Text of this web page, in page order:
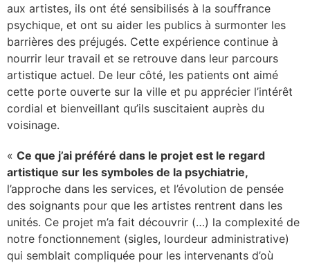
aux artistes, ils ont été sensibilisés à la souffrance
psychique, et ont su aider les publics à surmonter les
barrières des préjugés. Cette expérience continue à
nourrir leur travail et se retrouve dans leur parcours
artistique actuel. De leur côté, les patients ont aimé
cette porte ouverte sur la ville et pu apprécier l’intérêt
cordial et bienveillant qu’ils suscitaient auprès du
voisinage.
« Ce que j’ai préféré dans le projet est le regard
artistique sur les symboles de la psychiatrie,
l’approche dans les services, et l’évolution de pensée
des soignants pour que les artistes rentrent dans les
unités. Ce projet m’a fait découvrir (…) la complexité de
notre fonctionnement (sigles, lourdeur administrative)
qui semblait compliquée pour les intervenants d’où